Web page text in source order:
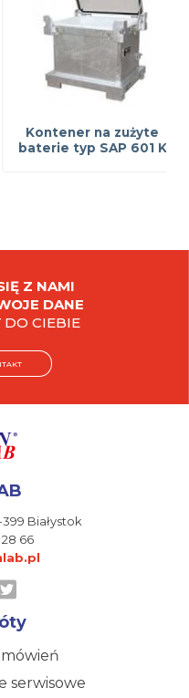
Kontener na zużyte
baterie typ SAP 601 K
Z NAMI
DANE
CIEBIE
399 Białystok
28 66
serwisowe